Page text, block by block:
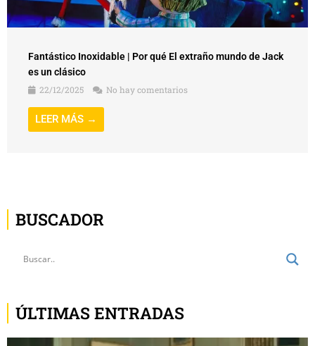
Fantástico Inoxidable | Por qué El extraño mundo de Jack
es un clásico
22/12/2025
No hay comentarios
LEER MÁS →
BUSCADOR
ÚLTIMAS ENTRADAS